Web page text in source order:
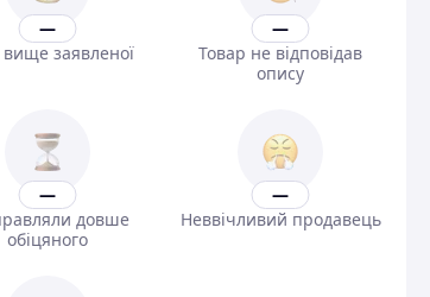
—
вище заявленої
—
Товар не відповідав
опису
—
довше
обіцяного
—
Неввічливий продавець